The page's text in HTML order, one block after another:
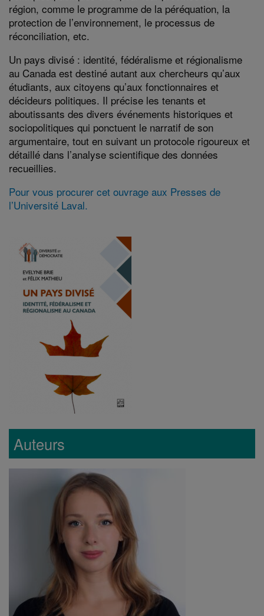
région, comme le programme de la péréquation, la
protection de l’environnement, le processus de
réconciliation, etc.
Un pays divisé : identité, fédéralisme et régionalisme
au Canada est destiné autant aux chercheurs qu’aux
étudiants, aux citoyens qu’aux fonctionnaires et
décideurs politiques. Il précise les tenants et
aboutissants des divers événements historiques et
sociopolitiques qui ponctuent le narratif de son
argumentaire, tout en suivant un protocole rigoureux et
détaillé dans l’analyse scientifique des données
recueillies.
Pour vous procurer cet ouvrage aux Presses de
l’Université Laval.
Auteurs